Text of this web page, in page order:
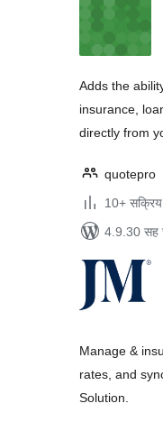
Adds the
insurance,
directly from
quotepro
10+ सक्रिय
4.9.30 सह
Manage &
rates, and
Solution.